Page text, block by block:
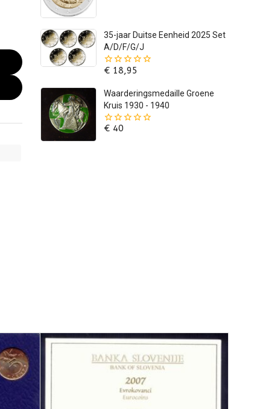
35-jaar Duitse Eenheid 2025 Set
A/D/F/G/J
0
de
5
€ 18,95
Waarderingsmedaille Groene
Kruis 1930 - 1940
0
€ 40